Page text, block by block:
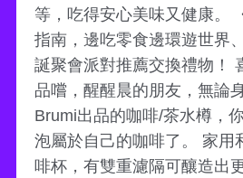
等，吃得安心美味又健康。
指南，邊吃零食邊環遊世界
誕聚會派對推薦交換禮物！
品嚐，醒醒晨的朋友，無論
Brumi出品的咖啡/茶水樽，
泡屬於自己的咖啡了。 家用
啡杯，有雙重濾隔可釀造出